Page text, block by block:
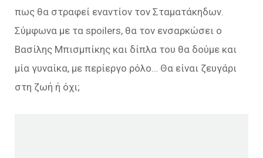
πως θα στραφεί εναντίον τον Σταματάκηδων.
Σύμφωνα με τα spoilers, θα τον ενσαρκώσει ο
Βασίλης Μπισμπίκης και δίπλα του θα δούμε και
μία γυναίκα, με περίεργο ρόλο… Θα είναι ζευγάρι
στη ζωή ή όχι;